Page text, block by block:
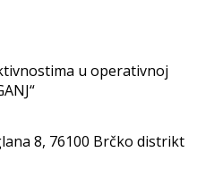
u operativnoj
8, 76100 Brčko distrikt